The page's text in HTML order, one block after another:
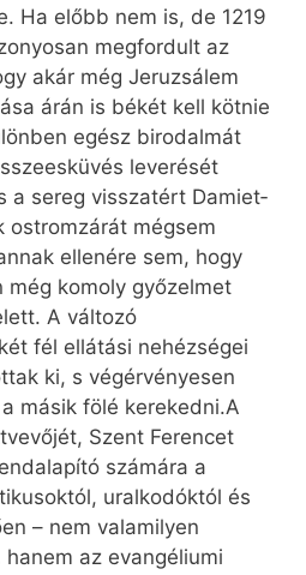
Ha előbb nem is, de 1219
megfordult az
akár még Jeruzsálem
árán is békét kell kötnie
egész birodalmát
leverését
a sereg visszatért Dami­et­
ostromzárát mégsem
ellenére sem, hogy
még komoly győzelmet
A változó
fél ellátási nehézségei
ki, s végérvényesen
másik fölé kerekedni.A
Szent Ferencet
számára a
uralkodóktól és
– nem valamilyen
az evangéliumi